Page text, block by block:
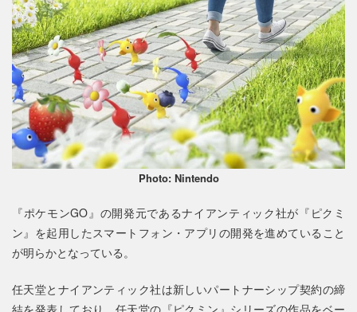
Photo: Nintendo
『ポケモンGO』の開発元であるナイアンティック社が『ピクミ
ン』を起用したスマートフォン・アプリの開発を進めていること
が明らかとなっている。
任天堂とナイアンティック社は新しいパートナーシップ契約の締
結を発表しており、任天堂の『ピクミン』シリーズの作品をベー